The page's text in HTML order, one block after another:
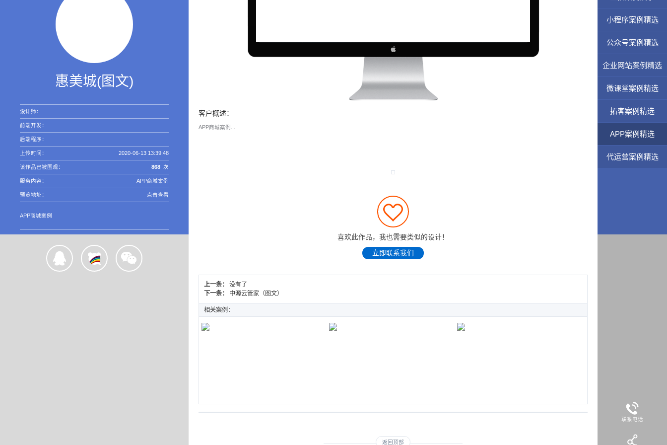
小程序案例精选
公众号案例精选
企业网站案例精选
微课堂案例精选
拓客案例精选
APP案例精选
代运营案例精选
联系电话
18578797999
惠美城(图文)
设计师：
前端开发：
后端程序：
上传时间： 2020-06-13 13:39:48
该作品已被围观： 868 次
服务内容： APP商城案例
预览地址： 点击查看
APP商城案例
客户概述：
APP商城案例...
喜欢此作品，我也需要类似的设计！
立即联系我们
上一条：
没有了
下一条：
中源云管家（图文）
相关案例：
优颜堂（图文） 中源云管家（图文） 靓菲（图文）
返回顶部